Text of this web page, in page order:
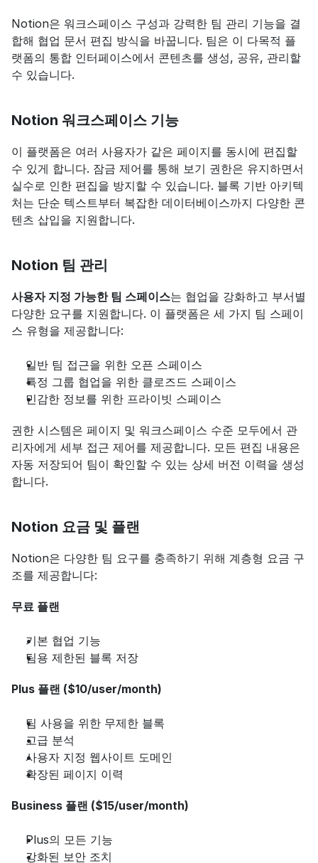
Notion은 워크스페이스 구성과 강력한 팀 관리 기능을 결
합해 협업 문서 편집 방식을 바꿉니다. 팀은 이 다목적 플
랫폼의 통합 인터페이스에서 콘텐츠를 생성, 공유, 관리할
수 있습니다.
Notion 워크스페이스 기능
이 플랫폼은 여러 사용자가 같은 페이지를 동시에 편집할
수 있게 합니다. 잠금 제어를 통해 보기 권한은 유지하면서
실수로 인한 편집을 방지할 수 있습니다. 블록 기반 아키텍
처는 단순 텍스트부터 복잡한 데이터베이스까지 다양한 콘
텐츠 삽입을 지원합니다.
Notion 팀 관리
사용자 지정 가능한 팀 스페이스는 협업을 강화하고 부서별
다양한 요구를 지원합니다. 이 플랫폼은 세 가지 팀 스페이
스 유형을 제공합니다:
일반 팀 접근을 위한 오픈 스페이스
특정 그룹 협업을 위한 클로즈드 스페이스
민감한 정보를 위한 프라이빗 스페이스
권한 시스템은 페이지 및 워크스페이스 수준 모두에서 관
리자에게 세부 접근 제어를 제공합니다. 모든 편집 내용은
자동 저장되어 팀이 확인할 수 있는 상세 버전 이력을 생성
합니다.
Notion 요금 및 플랜
Notion은 다양한 팀 요구를 충족하기 위해 계층형 요금 구
조를 제공합니다:
무료 플랜
기본 협업 기능
팀용 제한된 블록 저장
Plus 플랜 ($10/user/month)
팀 사용을 위한 무제한 블록
고급 분석
사용자 지정 웹사이트 도메인
확장된 페이지 이력
Business 플랜 ($15/user/month)
Plus의 모든 기능
강화된 보안 조치